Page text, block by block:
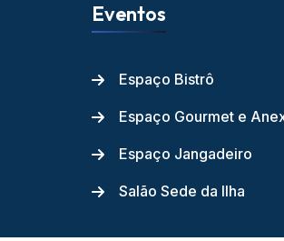
Eventos
Espaço Bistrô
Espaço Gourmet e
Espaço Jangadeiro
Salão Sede da Ilha